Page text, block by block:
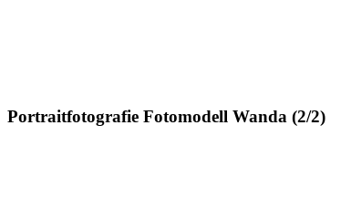
Portraitfotografie Fotomodell Wanda (2/2)